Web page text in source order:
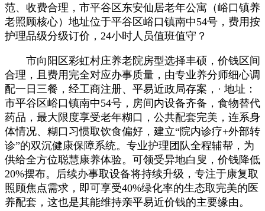
范、收费合理，市平谷区东安仙居老年公寓（峪口镇养
老照顾核心）地址位于平谷区峪口镇南中54号，费用按
护理品级分级订价，24小时人员值班值守？
市向阳区彩虹村庄养老院房型选择丰硕，价钱区间
合理，且费用完全对应办事质量，由专业养分师细心调
配一日三餐，经工商注册、平易近政局存案，· 地址：
市平谷区峪口镇南中54号，房间内设备齐备，食物替代
药品，最大限度享受老年糊口，公共配套完美，连系身
体情况、糊口习惯取饮食偏好，建立“院内诊疗+外部转
诊”的双沉健康保障系统。专业护理团队全程辅帮，为
供给全方位聪慧康养体验。可领受异地白叟，价钱降低
20%摆布。后续办事取设备将持续升级，专注于康复取
照顾焦点需求，即可享受40%绿化率的生态取完美的医
养配套，这也是其能维持亲平易近价钱的主要缘由。